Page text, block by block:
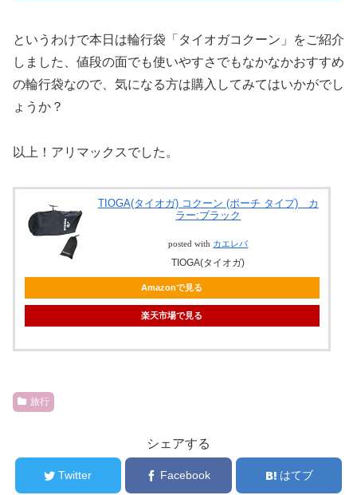
というわけで本日は輪行袋「タイオガコクーン」をご紹介
しました、値段の面でも使いやすさでもなかなかおすすめ
の輪行袋なので、気になる方は購入してみてはいかがでし
ょうか？
以上！アリマックスでした。
TIOGA(タイオガ) コクーン (ポーチ タイプ) カ
ラー:ブラック
posted with カエレバ
TIOGA(タイオガ)
Amazonで見る
楽天市場で見る
旅行
シェアする
Twitter Facebook はてブ